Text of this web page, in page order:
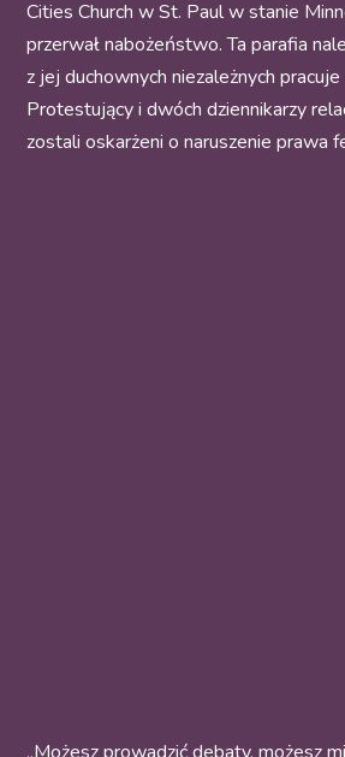
Cities Church w St. Paul w stanie
przerwał nabożeństwo. Ta parafia
z jej duchownych niezależnych pracuje
Protestujący i dwóch dziennikarzy
zostali oskarżeni o naruszenie prawa